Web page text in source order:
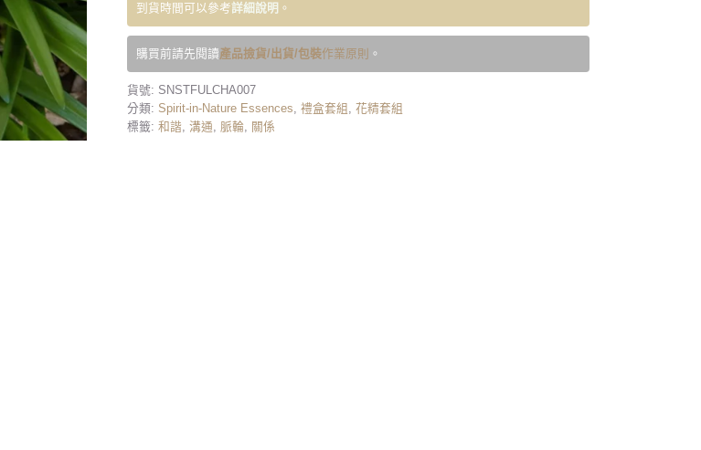
到貨時間可以參考詳細說明 。
購買前請先閱讀產品撿貨/出貨/包裝作業原則 。
貨號: SNSTFULCHA007
分類: Spirit-in-Nature Essences, 禮盒套組 , 花精套組
標籤: 和諧, 溝通, 脈輪, 關係